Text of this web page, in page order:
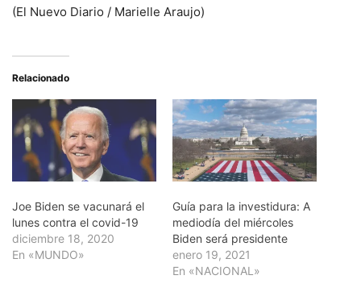
(El Nuevo Diario / Marielle Araujo)
Relacionado
Joe Biden se vacunará el
lunes contra el covid-19
diciembre 18, 2020
En «MUNDO»
Guía para la investidura: A
mediodía del miércoles
Biden será presidente
enero 19, 2021
En «NACIONAL»